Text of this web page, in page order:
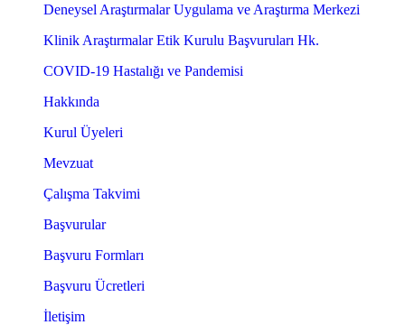
Deneysel Araştırmalar Uygulama ve Araştırma Merkezi
Klinik Araştırmalar Etik Kurulu Başvuruları Hk.
COVID-19 Hastalığı ve Pandemisi
Hakkında
Kurul Üyeleri
Mevzuat
Çalışma Takvimi
Başvurular
Başvuru Formları
Başvuru Ücretleri
İletişim